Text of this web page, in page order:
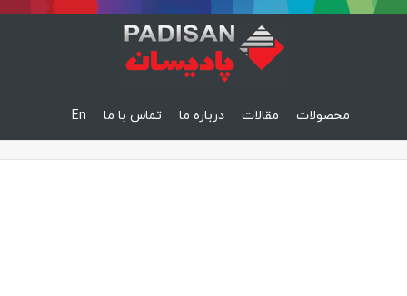
محصولات مقالات درباره ما تماس با ما En